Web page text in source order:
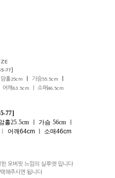
77]
홀25cm
ㅣ 가슴55.5cm
ㅣ
어깨63.5cm ㅣ 소매46.5cm
77]
홀25.5cm
ㅣ 가슴 56cm ㅣ
ㅣ 어깨64cm ㅣ 소매46cm
오버핏 느낌의 실루엣 입니다
해주시면 됩니다